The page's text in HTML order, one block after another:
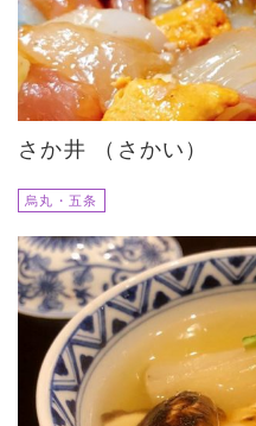
さか井 （さかい）
烏丸・五条